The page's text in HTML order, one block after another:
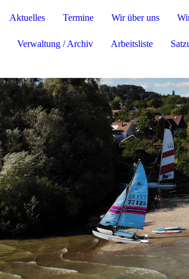
Aktuelles Termine Wir über uns
Verwaltung / Archiv Arbeitsliste